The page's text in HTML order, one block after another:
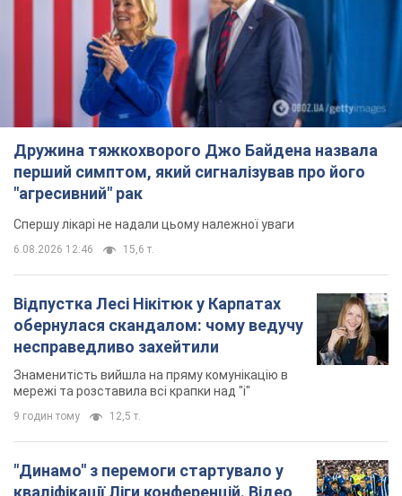
"агресивний" рак
Спершу лікарі не надали цьому належної уваги
6.08.2026 12:46 15,6 т.
Відпустка Лесі Нікітюк у Карпатах
обернулася скандалом: чому ведучу
несправедливо захейтили
Знаменитість вийшла на пряму комунікацію в
кваліфікації Ліги конференцій. Відео
Матч відбувся в Любліні
5 годин тому 1,8 т.